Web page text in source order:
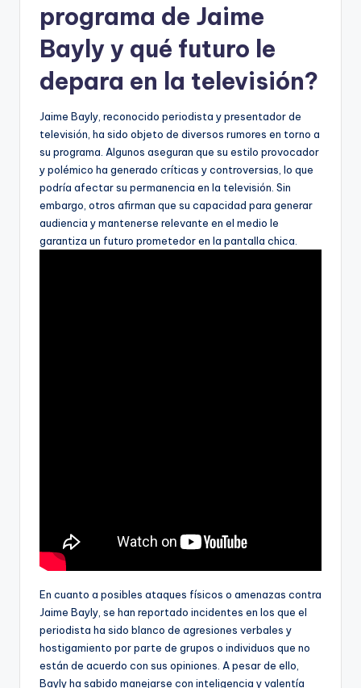
programa de Jaime
Bayly y qué futuro le
depara en la televisión?
Jaime Bayly, reconocido periodista y presentador de
televisión, ha sido objeto de diversos rumores en torno a
su programa. Algunos aseguran que su estilo provocador
y polémico ha generado críticas y controversias, lo que
podría afectar su permanencia en la televisión. Sin
embargo, otros afirman que su capacidad para generar
audiencia y mantenerse relevante en el medio le
garantiza un futuro prometedor en la pantalla chica.
En cuanto a posibles ataques físicos o amenazas contra
Jaime Bayly, se han reportado incidentes en los que el
periodista ha sido blanco de agresiones verbales y
hostigamiento por parte de grupos o individuos que no
están de acuerdo con sus opiniones. A pesar de ello,
Bayly ha sabido manejarse con inteligencia y valentía